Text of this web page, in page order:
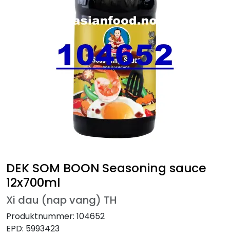
DEK SOM BOON Seasoning sauce
12x700ml
Xi dau (nap vang) TH
Produktnummer: 104652
EPD: 5993423